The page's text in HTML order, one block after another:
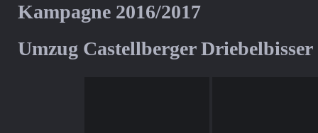
Kampagne 2016/2017
Umzug Castellberger